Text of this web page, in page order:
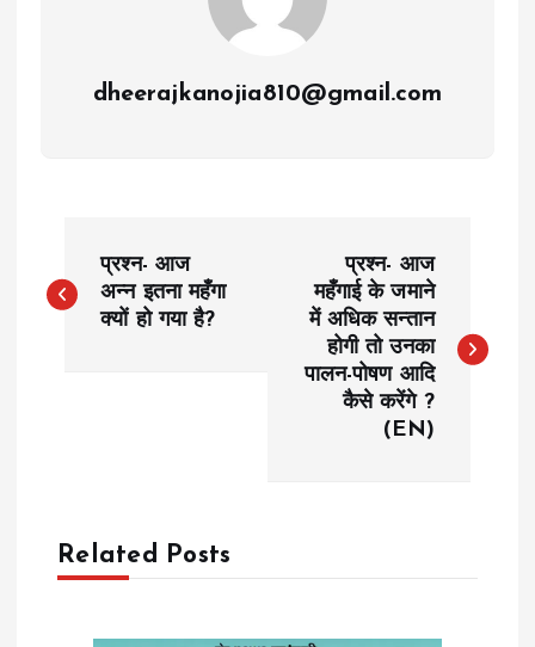
dheerajkanojia810@gmail.com
o
a
v
प्रश्न- आज
अन्न इतना महँगा
क्यों हो गया है?
प्रश्न- आज
महँगाई के जमाने
में अधिक सन्तान
होगी तो उनका
पालन-पोषण आदि
कैसे करेंगे ?
(EN)
Related Posts